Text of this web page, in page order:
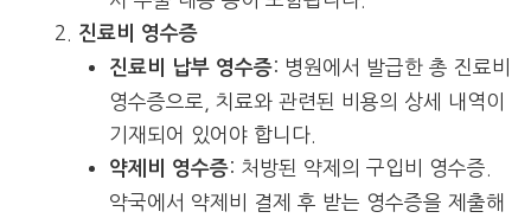
진료비 영수증
진료비 납부 영수증: 병원에서 발급한 총 진료비
영수증으로, 치료와 관련된 비용의 상세 내역이
기재되어 있어야 합니다.
약제비 영수증: 처방된 약제의 구입비 영수증.
약국에서 약제비 결제 후 받는 영수증을 제출해